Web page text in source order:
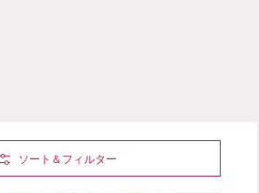
ソート＆フィルター